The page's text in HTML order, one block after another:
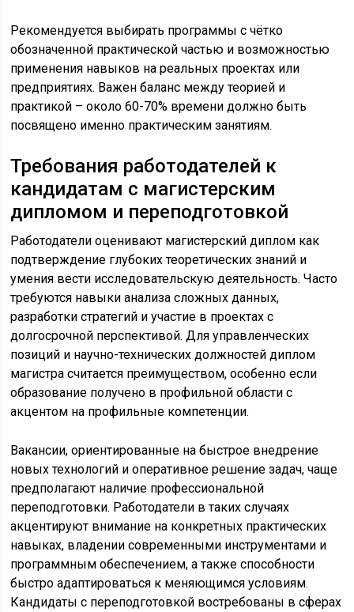
Рекомендуется выбирать программы с чётко
обозначенной практической частью и возможностью
применения навыков на реальных проектах или
предприятиях. Важен баланс между теорией и
практикой – около 60-70% времени должно быть
посвящено именно практическим занятиям.
Требования работодателей к
кандидатам с магистерским
дипломом и переподготовкой
Работодатели оценивают магистерский диплом как
подтверждение глубоких теоретических знаний и
умения вести исследовательскую деятельность. Часто
требуются навыки анализа сложных данных,
разработки стратегий и участие в проектах с
долгосрочной перспективой. Для управленческих
позиций и научно-технических должностей диплом
магистра считается преимуществом, особенно если
образование получено в профильной области с
акцентом на профильные компетенции.
Вакансии, ориентированные на быстрое внедрение
новых технологий и оперативное решение задач, чаще
предполагают наличие профессиональной
переподготовки. Работодатели в таких случаях
акцентируют внимание на конкретных практических
навыках, владении современными инструментами и
программным обеспечением, а также способности
быстро адаптироваться к меняющимся условиям.
Кандидаты с переподготовкой востребованы в сферах